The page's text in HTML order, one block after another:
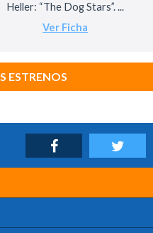
Heller: “The Dog Stars”. ...
Ver Ficha
ESTRENOS